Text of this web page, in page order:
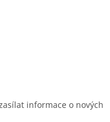
informace o nových